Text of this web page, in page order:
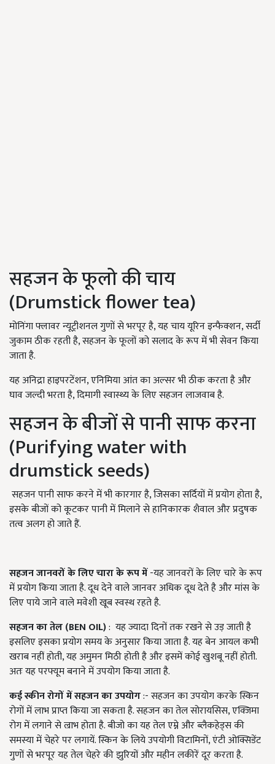
सहजन के फूलो की चाय
(Drumstick flower tea)
मोनिंगा फ्लावर न्यूट्रीशनल गुणों से भरपूर है, यह चाय यूरिन इन्फैक्शन, सर्दी
जुकाम ठीक रहती है, सहजन के फूलों को सलाद के रूप में भी सेवन किया
जाता है.
यह अनिद्रा हाइपरटेंशन, एनिमिया आंत का अल्सर भी ठीक करता है और
घाव जल्दी भरता है, दिमागी स्वास्थ्य के लिए सहजन लाजवाब है.
सहजन के बीजों से पानी साफ करना
(Purifying water with
drumstick seeds)
सहजन पानी साफ करने में भी कारगार है, जिसका सर्दियों में प्रयोग होता है,
इसके बीजों को कूटकर पानी में मिलाने से हानिकारक शैवाल और प्रदुषक
तत्व अलग हो जाते हैं.
सहजन जानवरों के लिए चारा के रूप में-यह जानवरों के लिए चारे के रूप
में प्रयोग किया जाता है. दूध देने वाले जानवर अधिक दूध देते है और मांस के
लिए पाये जाने वाले मवेशी खूब स्वस्थ रहते है.
सहजन का तेल (BEN OIL): यह ज्यादा दिनों तक रखने से उड़ जाती है
इसलिए इसका प्रयोग समय के अनुसार किया जाता है. यह बेन आयल कभी
खराब नहीं होती, यह अमुमन मिठी होती है और इसमें कोई खुशबू नहीं होती.
अतः यह परफ्यूम बनाने में उपयोग किया जाता है.
कई स्कीन रोगों में सहजन का उपयोग:- सहजन का उपयोग करके स्किन
रोगों में लाभ प्राप्त किया जा सकता है. सहजन का तेल सोरायसिस, एक्जिमा
रोग में लगाने से ल्राभ होता है. बीजो का यह तेल एम्ने और ब्लैकहेड्स की
समस्या में चेहरे पर लगायें. स्किन के लिये उपयोगी विटामिनों, एंटी ओक्सिडेंट
गुणों से भरपूर यह तेल चेहरे की झुरियों और महीन लकीरें दूर करता है.